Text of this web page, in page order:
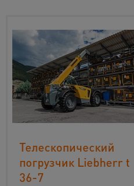
Телескопический
погрузчик Liebherr t
36-7